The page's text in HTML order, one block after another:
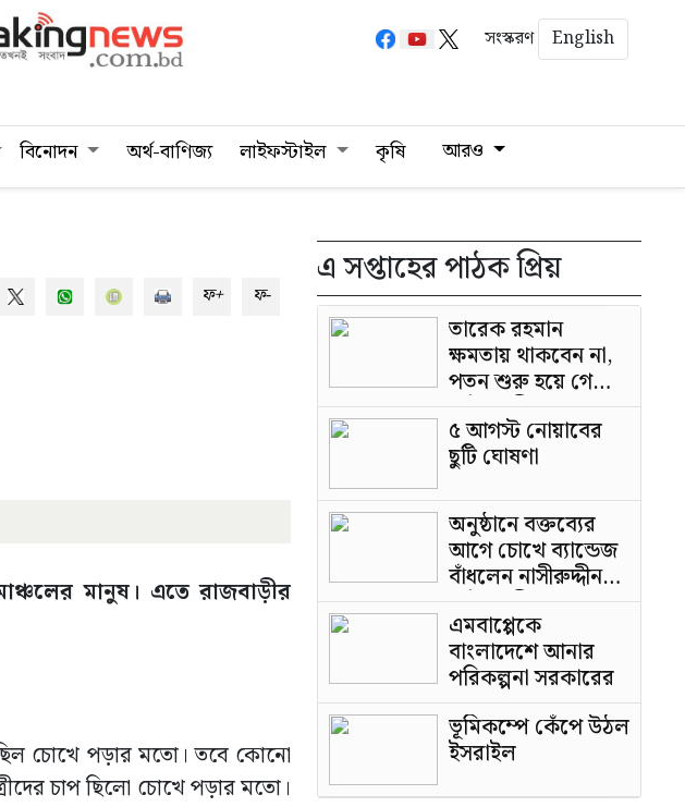
সংস্করণ English
বিনোদন অর্থ-বাণিজ্য লাইফস্টাইল কৃষি আরও
ফ+ ফ-
মানুষ। এতে রাজবাড়ীর
ছিল চোখে পড়ার মতো। তবে কোনো
চাপ ছিলো চোখে পড়ার মতো।
এ সপ্তাহের পাঠক প্রিয়
তারেক রহমান
ক্ষমতায় থাকবেন না,
পতন শুরু হয়ে গেছে:
পাটওয়ারী
৫ আগস্ট নোয়াবের
ছুটি ঘোষণা
অনুষ্ঠানে বক্তব্যের
আগে চোখে ব্যান্ডেজ
বাঁধলেন নাসীরুদ্দীন
পাটওয়ারী
এমবাপ্পেকে
বাংলাদেশে আনার
পরিকল্পনা সরকারের
ভূমিকম্পে কেঁপে উঠল
ইসরাইল